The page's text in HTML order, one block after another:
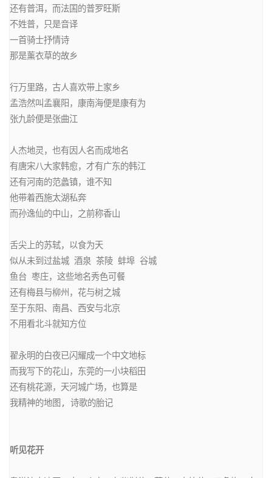
还有普洱，而法国的普罗旺斯
不姓普，只是音译
一首骑士抒情诗
那是薰衣草的故乡
行万里路，古人喜欢带上家乡
孟浩然叫孟襄阳，康南海便是康有为
张九龄便是张曲江
人杰地灵，也有因人名而成地名
有唐宋八大家韩愈，才有广东的韩江
还有河南的范蠡镇，谁不知
他带着西施太湖私奔
而孙逸仙的中山，之前称香山
舌尖上的苏轼，以食为天
似从未到过盐城 酒泉 茶陵 蚌埠 谷城
鱼台 枣庄，这些地名秀色可餐
还有梅县与柳州，花与树之城
至于东阳、南昌、西安与北京
不用看北斗就知方位
翟永明的白夜已闪耀成一个中文地标
而我写下的花山，东莞的一小块稻田
还有桃花源，天河城广场，也算是
我精神的地图, 诗歌的胎记
听见花开